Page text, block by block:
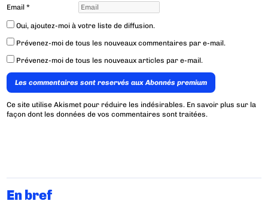
Email*
Oui, ajoutez-moi à votre liste de diffusion.
Prévenez-moi de tous les nouveaux commentaires par e-mail.
Prévenez-moi de tous les nouveaux articles par e-mail.
Les commentaires sont reservés aux Abonnés premium
Ce site utilise Akismet pour réduire les indésirables. En savoir plus sur la
façon dont les données de vos commentaires sont traitées.
En bref